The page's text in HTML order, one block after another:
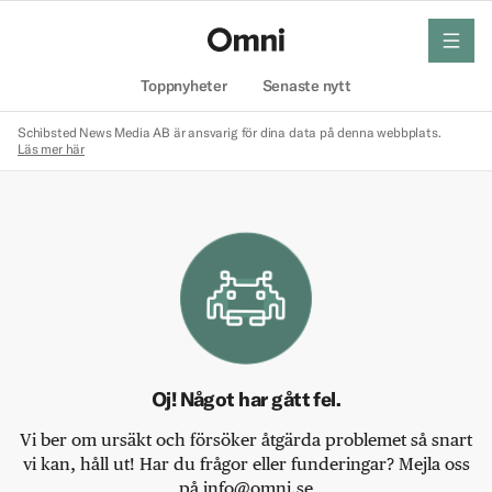
Toppnyheter Senaste nytt
meny
Schibsted News Media AB är ansvarig för dina data på denna webbplats.
Läs mer här
Oj! Något har gått fel.
Vi ber om ursäkt och försöker åtgärda problemet så snart
vi kan, håll ut! Har du frågor eller funderingar? Mejla oss